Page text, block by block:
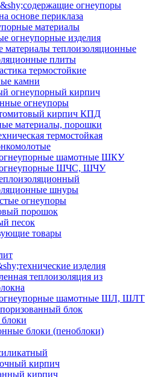
огнеупоры
основе периклаза
материалы
огнеупорные изделия
материалы теплоизоляционные
плиты
термостойкие
камни
огнеупорный кирпич
огнеупоры
кирпич КПД
материалы, порошки
термостойкая
шамотные ШКУ
огнеупорные ШЧС, ШЧУ
шнуры
огнеупоры
порошок
песок
товары
изделия
теплоизоляция из
огнеупорные шамотные ШЛ, ШЛТ
блок
блоки (пеноблоки)
кирпич
кирпич